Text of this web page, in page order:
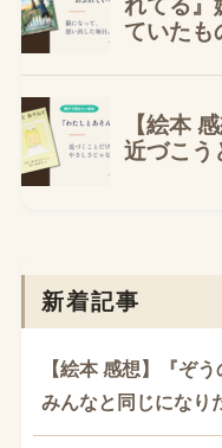
新着記事
【絵本 感想】『ぞ
みんなと同じになり